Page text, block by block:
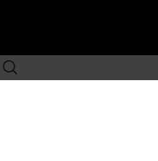
Rechercher :